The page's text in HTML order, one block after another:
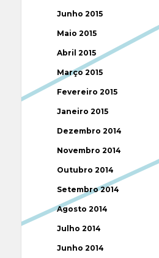
Junho 2015
Maio 2015
Abril 2015
Março 2015
Fevereiro 2015
Janeiro 2015
Dezembro 2014
Novembro 2014
Outubro 2014
Setembro 2014
Agosto 2014
Julho 2014
Junho 2014